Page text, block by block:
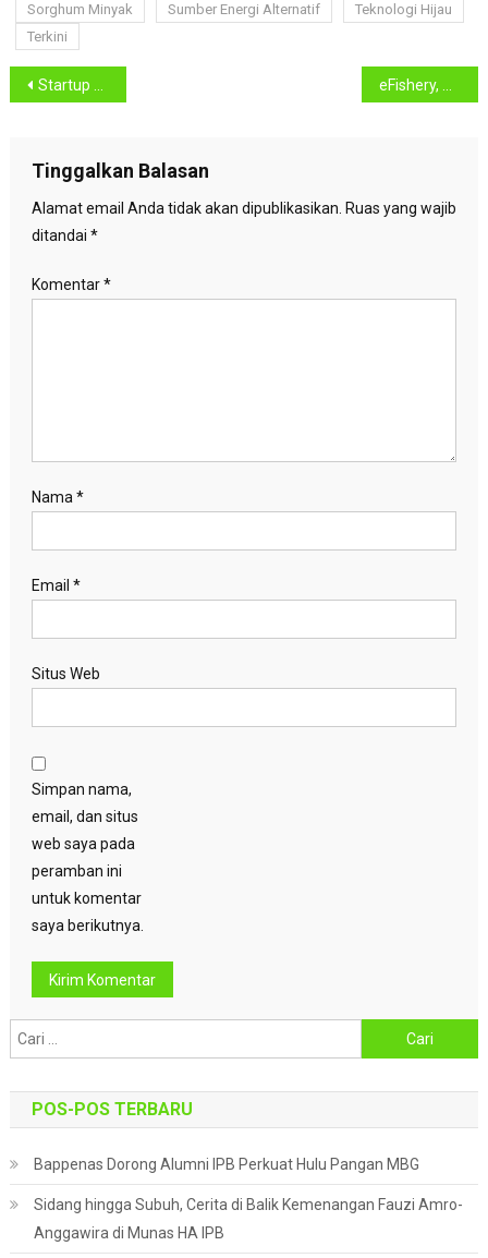
Sorghum Minyak
Sumber Energi Alternatif
Teknologi Hijau
Terkini
Navigasi
Startup Semaai Dorong Penjualan Toko Tani Naik 50% dengan Teknologi Digital
Tinggalkan Balasan
Alamat email Anda tidak akan dipublikasikan. Ruas yang wajib
ditandai *
Komentar*
Nama *
Email *
Situs Web
Simpan nama,
email, dan situs
web saya pada
peramban ini
untuk komentar
saya berikutnya.
untuk:
POS-POS TERBARU
Bappenas Dorong Alumni IPB Perkuat Hulu Pangan MBG
Sidang hingga Subuh, Cerita di Balik Kemenangan Fauzi Amro-
Anggawira di Munas HA IPB